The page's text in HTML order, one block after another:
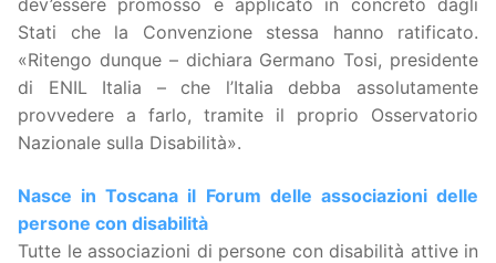
dev’essere promosso e applicato in concreto dagli
Stati che la Convenzione stessa hanno ratificato.
«Ritengo dunque – dichiara Germano Tosi, presidente
di ENIL Italia – che l’Italia debba assolutamente
provvedere a farlo, tramite il proprio Osservatorio
Nazionale sulla Disabilità».
Nasce in Toscana il Forum delle associazioni delle
persone con disabilità
Tutte le associazioni di persone con disabilità attive in